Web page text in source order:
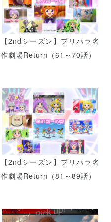
【2ndシーズン】プリパラ名
作劇場Return（61～70話）
【2ndシーズン】プリパラ名
作劇場Return（81～89話）